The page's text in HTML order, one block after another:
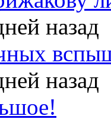
назад
назад